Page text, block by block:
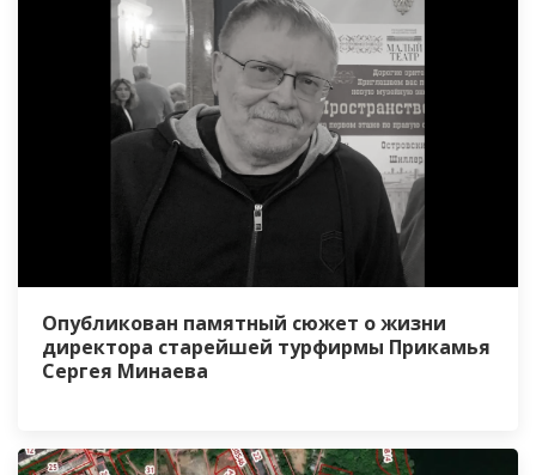
Опубликован памятный сюжет о жизни
директора старейшей турфирмы Прикамья
Сергея Минаева